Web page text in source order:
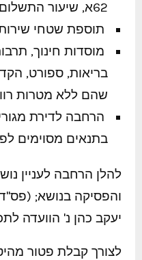
62א, שיעור התשלום יהיה רבע.
תוספת שטחי
מוסדות חינוך,
בריאות, ספורט,
שהם ללא מטרות
בתנאים מסוימים
יעקב כהן נ' הוועדה